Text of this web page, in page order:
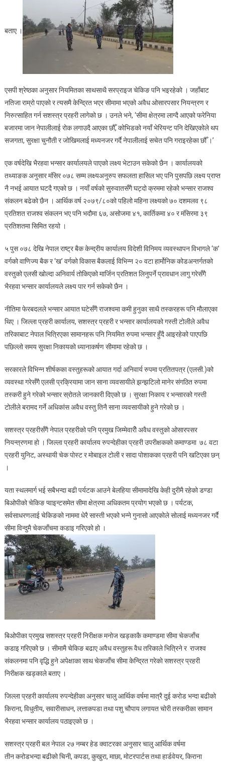
बताए ।
एसपी श्रेष्ठका अनुसार नियमितका साथसाथै सरप्राइज चेकिङ पनि भइरहेकाे । जहाँबाट
नतिजा राम्रो पाएकाे र त्यसमै केन्द्रित भएर सीमामा भएको अवैध ओसारपसार नियन्त्रण र
निरुत्साहित गर्न सशस्त्र प्रहरी लागेको छ । उनले भने, ‘सीमा क्षेत्रमा लाग्दै आएको फरेनिया
बजारमा जान नेपालीलाई रोक लगाउदै आएका छौँ, कोभिडको नयाँ भेरियन्ट पनि देखिएकोले थप
सजगता, सुरक्षा चुनौती र जोखिमलाई मध्यनजर गर्दै नेपालीलाई सचेत पनि गराइरहेका छौँ ।’
एक वर्षदेखि भैरहवा भन्सार कार्यालयले पाएको लक्ष्य भेटाउन सकेको छैन । कार्यालयको
तथ्याङक अनुसार मंसिर ०७८ सम्म लक्ष्यअनुरुप सफलता हासिल भए पनि पुसपछि लक्ष्य प्राप्त
नै नभई आयात घटदै गएको छ । नयाँ वर्षको सुरुवातसँगै घट्दो क्रममा रहेको भन्सार राजश्व
संकलन बढेकाे छैन । आर्थिक वर्ष २०७९/८०को पहिलो महिना लक्ष्यको ७० दशमलव ९८
प्रतिशत राजश्व संकलन भए पनि भदौमा ६७, असोजमा ४१, कार्तिकमा ४० र मंसिरमा ३९
प्रतिशतमा सिमित रहयो ।
५ पुस ०७८ देखि नेपाल राष्ट्र बैक केन्द्रीय कार्यालय विदेशी विनिमय व्यवस्थापन विभागले ‘क’
वर्गको वाणिज्य बैक र ‘ख’ वर्गको विकास बैकलाई विभिन्न २० वटा हार्मोनिक कोडअन्तर्गतको
वस्तुको एलसी खोल्दा अनिवार्य तोकिएको मार्जिन प्रतिशत लिनुपर्ने प्रावधान लागु गरेसँगै
भैरहवा भन्सार कार्यालयले लक्ष्य पार गर्न सकेको छैन ।
नीतिमा फेरबदलले भन्सार आयात घटेसँगै राजश्वमा कमी हुनुका साथै तस्करहरू पनि मौलाएका
थिए । जिल्ला प्रहरी कार्यालय, सशस्त्र प्रहरी र भन्सार कार्यालयको गस्ती टोलीले अवैध
तरिकाबाट नेपाल भित्रिएका सामानहरू पनि नियमित रुपमा भन्सार हुँदै आइरहेको पाएपछि
पछिल्लो समय सुरक्षा निकायको ध्यानाकर्षण सीमामा रहेको छ ।
सरकारले विभिन्न शीर्षकका वस्तुहरूको आयात गर्दा अनिवार्य रुपमा प्रतितपत्र (एलसी.)को
व्यवस्था गरेसँगै एलसी प्रक्रियामा जान साना व्यवसायीले झन्झटिलो मानेर संगठित रुपमा
तस्करी हुने गरेको भन्सार स्रोतले जानकारी दिएको छ । सुरक्षा निकाय र भन्सारको गस्ती
टोलीले बरामद गर्ने अधिकांस अवैध वस्तु तिनै साना व्यवसायीको हुने गरेको छ ।
सशस्त्र प्रहरीसँगै नेपाल प्रहरीको पनि प्रमुख जिम्मेवारीे अवैध वस्तुको ओसारपसर
नियन्त्रणमा हाे । जिल्ला प्रहरी कार्यालय रुपन्देहीका प्रहरी उपरीक्षकको कमाण्डमा ७८ वटा
प्रहरी युनिट, अस्थायी चेक पोस्ट र मोबाइल टोली र सादा पोशाकका प्रहरी पनि खटिएका छन्
।
यता स्थलमार्ग भई सबैभन्दा बढी पर्यटक आउने बेलहिया सीमामादेखि केही दुरीमै रहेको डण्डा
बिओपीको चेकिङ प्वाइन्टसमेत सीमा क्षेत्रमा अधिकतम प्रयोग भएको छ । पर्यटक,
सर्वसाधरणलाई चेकिङको नाममा धेरै सास्ती भएको भन्ने गुनासो आएकोले सोलाई मध्यनजर गर्दै
सीमा विन्दुमै चेकजाँचमा कडाइ गरिएको हो ।
बिओपीका प्रमुख सशस्त्र प्रहरी निरीक्षक मनोज खड्काकै कमाण्डमा सीमा चेकजाँच
कडाइ गरिएको छ । सीमामै चेकिङ बढाए अवैध वस्तुहरू वैध तरिकाले भित्रिने र राजश्व
संकलनमा पनि वृद्धि हुने अपेक्षाका साथ चेकजाँच सीमा केन्द्रित गरेकाे सशस्त्र प्रहरी
निरीक्षक खड्काले बताए ।
जिल्ला प्रहरी कार्यालय रुपन्देहीका अनुसार चालु आर्थिक वर्षमा मात्रै दुई करोड भन्दा बढीको
किराना, विधुतीय, सवारीसाधन, लत्ताकपडा तथा पशु चौपाय लगायत चोरी तस्करीका सामान
भैरहवा भन्सार कार्यालय पठाइएको छ ।
सशस्त्र प्रहरी बल नेपाल २७ नम्बर हेड क्वाटरका अनुसार चालु आर्थिक वर्षमा
तीन करोडभन्दा बढीको चिनी, कपडा, कुखुरा, माछा, मोटरपार्टस तथा हार्डवेयर, किराना